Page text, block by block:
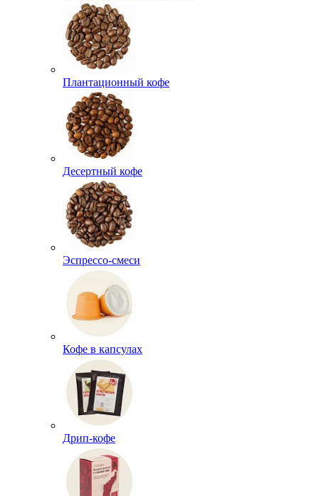
Плантационный кофе
Десертный кофе
Эспрессо-смеси
Кофе в капсулах
Дрип-кофе